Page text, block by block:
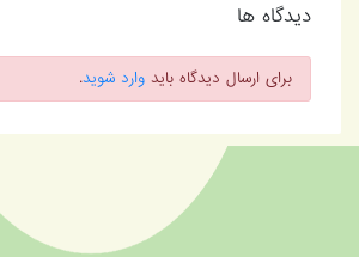
دیدگاه ها
برای ارسال دیدگاه باید وارد شوید.